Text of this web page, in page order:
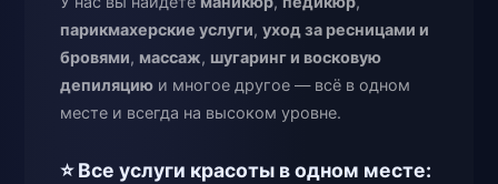
парикмахерские услуги, уход за ресницами и
бровями, массаж, шугаринг и восковую
депиляцию и многое другое — всё в одном
месте и всегда на высоком уровне.
⭐ Все услуги красоты в одном месте: